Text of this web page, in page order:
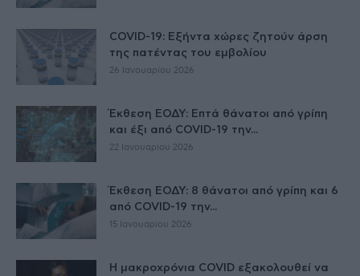
COVID-19: Εξήντα χώρες ζητούν άρση
της πατέντας του εμβολίου
26 Ιανουαρίου 2026
Έκθεση ΕΟΔΥ: Επτά θάνατοι από γρίπη
και έξι από COVID-19 την...
22 Ιανουαρίου 2026
Έκθεση ΕΟΔΥ: 8 θάνατοι από γρίπη και 6
από COVID-19 την...
15 Ιανουαρίου 2026
Η μακροχρόνια COVID εξακολουθεί να